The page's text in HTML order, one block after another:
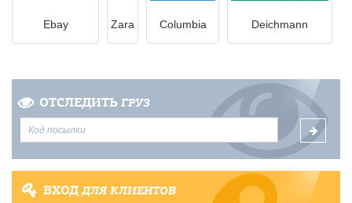
Ebay Zara Columbia Deichmann
ОТСЛЕДИТЬ ГРУЗ
ВХОДДЛЯ КЛИЕНТОВ